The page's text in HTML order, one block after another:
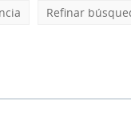
Refinar